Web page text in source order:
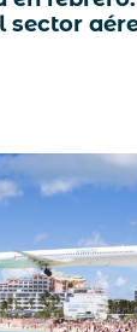
sector